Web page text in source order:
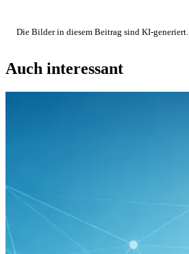
Die Bilder in diesem Beitrag sind KI-generiert.
Auch interessant